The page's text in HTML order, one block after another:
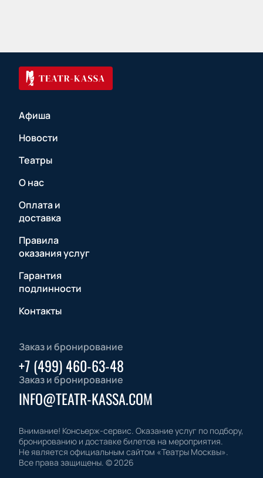
Афиша
Новости
Театры
О нас
Оплата и
доставка
Правила
оказания услуг
Гарантия
подлинности
Контакты
Заказ и бронирование
+7 (499) 460-63-48
Заказ и бронирование
INFO@TEATR-KASSA.COM
Внимание! Консьерж-сервис. Оказание услуг по подбору,
бронированию и доставке билетов на мероприятия.
Не является официальным сайтом «Театры Москвы».
Все права защищены. ©2026